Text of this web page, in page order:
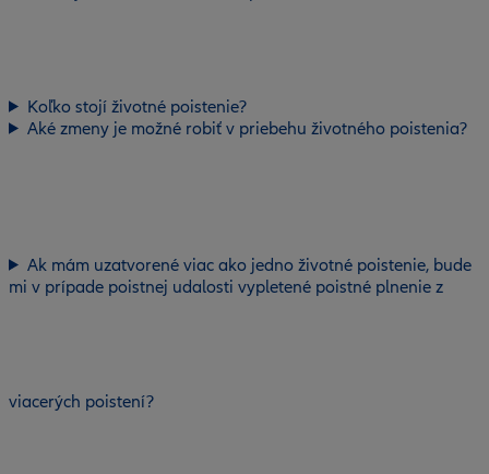
Koľko stojí životné poistenie?
Aké zmeny je možné robiť v priebehu životného poistenia?
Ak mám uzatvorené viac ako jedno životné poistenie, bude
mi v prípade poistnej udalosti vypletené poistné plnenie z
viacerých poistení?